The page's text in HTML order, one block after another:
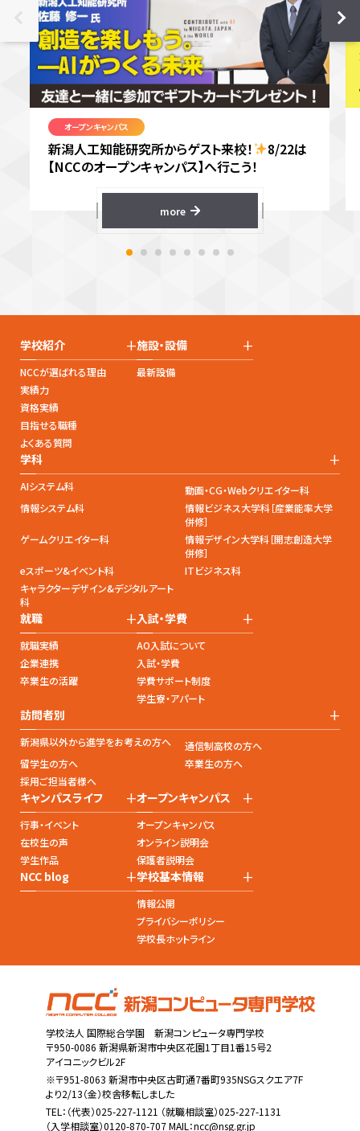
オープンキャンパス
新潟人工知能研究所からゲスト来校！
8/22は
【NCCのオープンキャンパス】へ行こう！
more
学校紹介 +
NCCが選ばれる理由
実績力
資格実績
目指せる職種
よくある質問
施設・設備 +
最新設備
学科 +
AIシステム科
動画・CG・Webクリエイター科
情報システム科
情報ビジネス大学科［産業能率大学
併修］
ゲームクリエイター科
情報デザイン大学科［開志創造大学
併修］
eスポーツ&イベント科
ITビジネス科
キャラクターデザイン&デジタルアート
科
就職 +
就職実績
企業連携
卒業生の活躍
入試・学費 +
AO入試について
入試・学費
学費サポート制度
学生寮・アパート
訪問者別 +
新潟県以外から進学をお考えの方へ
通信制高校の方へ
留学生の方へ
卒業生の方へ
採用ご担当者様へ
キャンパスライフ +
行事・イベント
在校生の声
学生作品
オープンキャンパス +
オープンキャンパス
オンライン説明会
保護者説明会
NCC blog +学校基本情報 +
情報公開
プライバシーポリシー
学校長ホットライン
学校法人 国際総合学園 新潟コンピュータ専門学校
〒950-0086 新潟県新潟市中央区花園1丁目1番15号2
アイコニックビル2F
※〒951-8063 新潟市中央区古町通7番町935NSGスクエア7F
より2/13（金）校舎移転しました
TEL： （代表）025-227-1121 （就職相談室）025-227-1131
（入学相談室）0120-870-707 MAIL：ncc@nsg.gr.jp